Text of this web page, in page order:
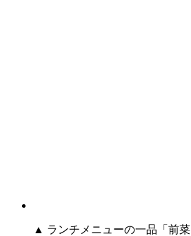
▲ ランチメニューの一品「前菜